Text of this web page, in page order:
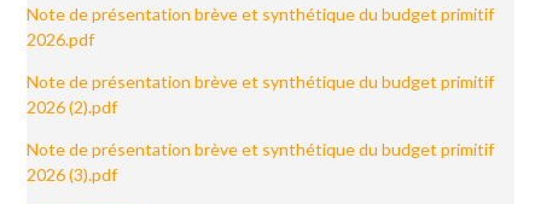
Note de présentation brève et synthétique du budget primitif
2026.pdf
Note de présentation brève et synthétique du budget primitif
2026 (2).pdf
Note de présentation brève et synthétique du budget primitif
2026 (3).pdf